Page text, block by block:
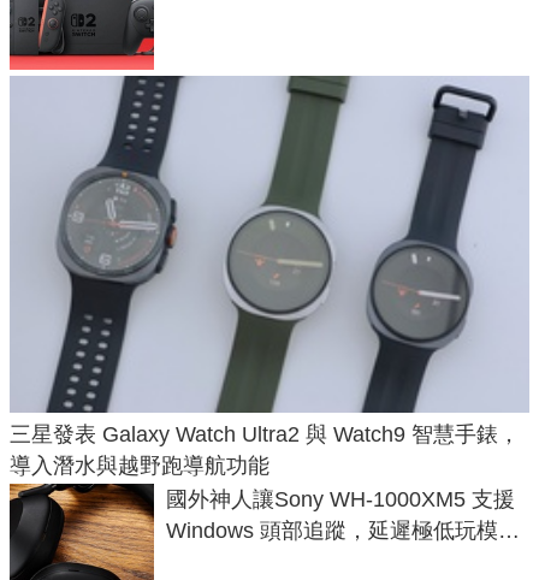
三星發表 Galaxy Watch Ultra2 與 Watch9 智慧手錶，
導入潛水與越野跑導航功能
國外神人讓Sony WH-1000XM5 支援
Windows 頭部追蹤，延遲極低玩模擬